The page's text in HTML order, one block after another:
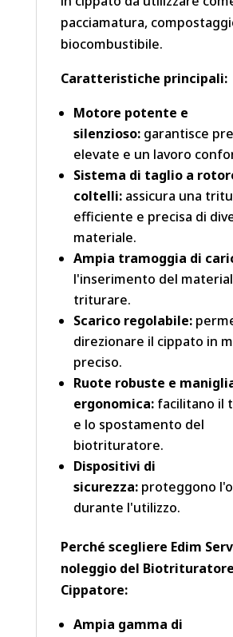
pacciamatura,
biocombustibile.
Caratteristiche principali:
Motore potente e
silenzioso:garantisce
elevate e un lavoro
Sistema di taglio a
coltelli:assicura una
efficiente e precisa di
materiale.
Ampia tramoggia di
l'inserimento del
triturare.
Scarico regolabile:
direzionare il cippato in
preciso.
Ruote robuste e
ergonomica:facilitano il
e lo spostamento del
biotrituratore.
Dispositivi di
sicurezza:proteggono
durante l'utilizzo.
Perché scegliere Edim
noleggio del Biotrituratore
Cippatore:
Ampia gamma di